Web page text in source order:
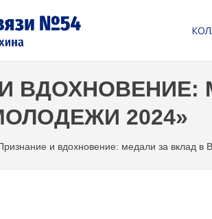
2024»
и вдохновение: медали за вклад